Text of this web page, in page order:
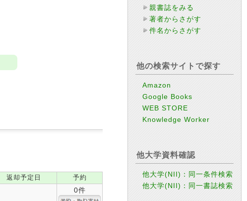
返却予定日 予約
0件
親書誌をみる
著者からさがす
件名からさがす
他の検索サイトで探す
Amazon
Google Books
WEB STORE
Knowledge Worker
他大学資料確認
他大学(NII)：同一条件検索
他大学(NII)：同一書誌検索